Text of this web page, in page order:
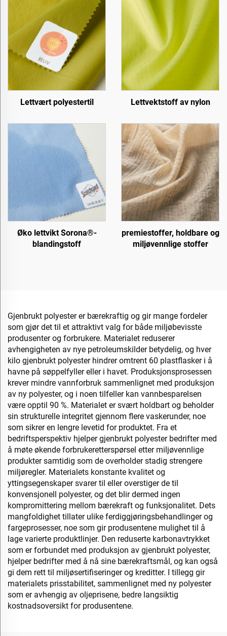
Lettvært polyestertil Lettvektstoff av nylon
Øko lettvikt Sorona®-
blandingstoff
premiestoffer, holdbare og
miljøvennlige stoffer
Gjenbrukt polyester er bærekraftig og gir mange fordeler
som gjør det til et attraktivt valg for både miljøbevisste
produsenter og forbrukere. Materialet reduserer
avhengigheten av nye petroleumskilder betydelig, og hver
kilo gjenbrukt polyester hindrer omtrent 60 plastflasker i å
havne på søppelfyller eller i havet. Produksjonsprosessen
krever mindre vannforbruk sammenlignet med produksjon
av ny polyester, og i noen tilfeller kan vannbesparelsen
være opptil 90 %. Materialet er svært holdbart og beholder
sin strukturelle integritet gjennom flere vaskerunder, noe
som sikrer en lengre levetid for produktet. Fra et
bedriftsperspektiv hjelper gjenbrukt polyester bedrifter med
å møte økende forbrukeretterspørsel etter miljøvennlige
produkter samtidig som de overholder stadig strengere
miljøregler. Materialets konstante kvalitet og
yttingsegenskaper svarer til eller overstiger de til
konvensjonell polyester, og det blir dermed ingen
kompromittering mellom bærekraft og funksjonalitet. Dets
mangfoldighet tillater ulike ferdiggjøringsbehandlinger og
fargeprosesser, noe som gir produsentene mulighet til å
lage varierte produktlinjer. Den reduserte karbonavtrykket
som er forbundet med produksjon av gjenbrukt polyester,
hjelper bedrifter med å nå sine bærekraftsmål, og kan også
gi dem rett til miljøsertifiseringer og kreditter. I tillegg gir
materialets prisstabilitet, sammenlignet med ny polyester
som er avhengig av oljeprisene, bedre langsiktig
kostnadsoversikt for produsentene.